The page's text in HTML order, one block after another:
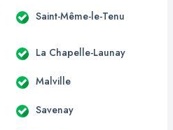
Saint-Même-le-Tenu
La Chapelle-Launay
Malville
Savenay